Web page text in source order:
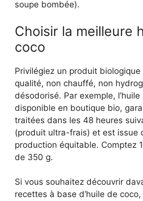
soupe bombée).
Choisir la meilleure
coco
Privilégiez un produit
qualité, non chauffé, non
désodorisé. Par exemple,
disponible en boutique bio,
traitées dans les 48 heures
(produit ultra-frais) et est issue
production équitable. Comptez
de 350 g.
Si vous souhaitez découvrir
recettes à base d’huile de